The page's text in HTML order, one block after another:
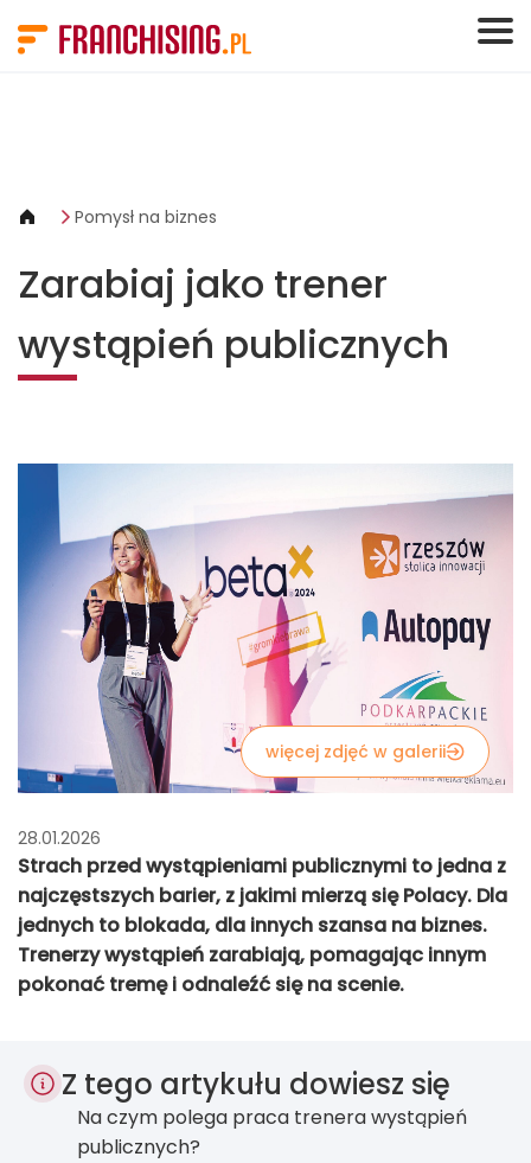
Pomysł na biznes
Zarabiaj jako trener
wystąpień publicznych
więcej zdjęć w galerii
28.01.2026
Strach przed wystąpieniami publicznymi to jedna z
najczęstszych barier, z jakimi mierzą się Polacy. Dla
jednych to blokada, dla innych szansa na biznes.
Trenerzy wystąpień zarabiają, pomagając innym
pokonać tremę i odnaleźć się na scenie.
Z tego artykułu dowiesz się
Na czym polega praca trenera wystąpień
publicznych?